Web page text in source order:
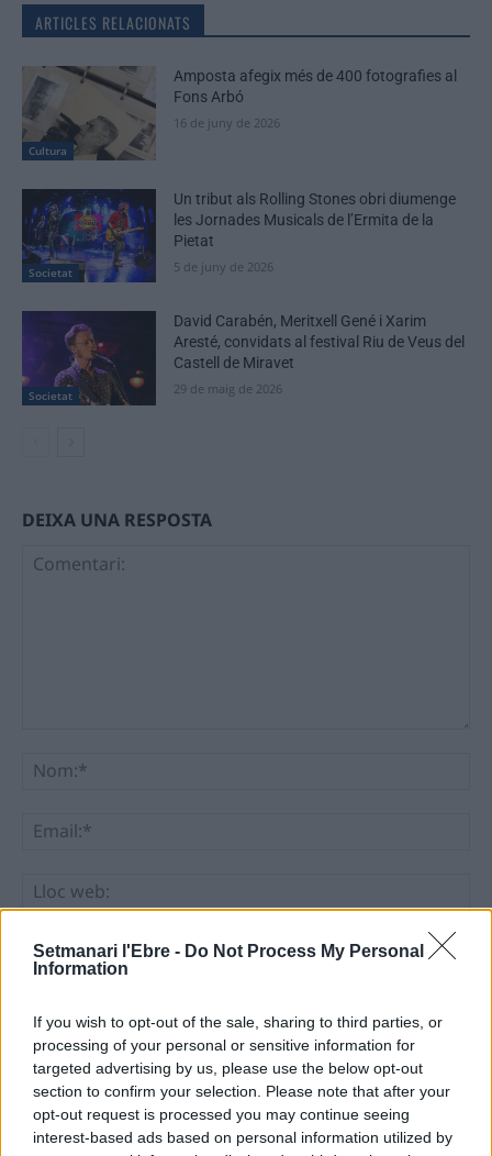
Setmanari l'Ebre - Do Not Process My Personal
Information
If you wish to opt-out of the sale, sharing to third parties, or
processing of your personal or sensitive information for
targeted advertising by us, please use the below opt-out
section to confirm your selection. Please note that after your
opt-out request is processed you may continue seeing
interest-based ads based on personal information utilized by
ARTICLES RELACIONATS
Cultura
Amposta afegix més de 400 fotografies al
Fons Arbó
16 de juny de 2026
Societat
Un tribut als Rolling Stones obri diumenge
les Jornades Musicals de l’Ermita de la
Pietat
5 de juny de 2026
Societat
David Carabén, Meritxell Gené i Xarim
Aresté, convidats al festival Riu de Veus del
Castell de Miravet
29 de maig de 2026
DEIXA UNA RESPOSTA
Deseu el meu nom, el correu electrònic i el lloc web en
aquest navegador per a la propera vegada que comenti.
ÚLTIMES NOTÍCIES